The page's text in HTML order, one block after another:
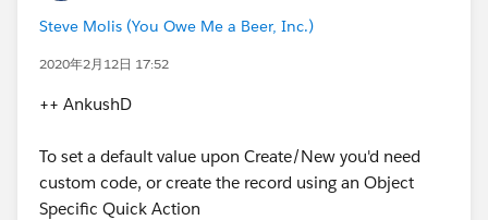
Steve Molis (You Owe Me a Beer, Inc.)
2020年2月12日 17:52
++ AnkushD
To set a default value upon Create/New you'd need
custom code, or create the record using an Object
Specific Quick Action